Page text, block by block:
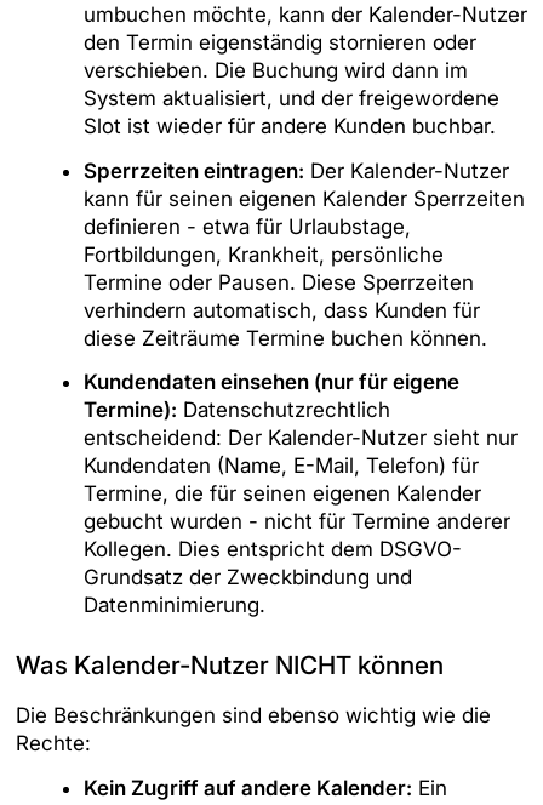
umbuchen möchte, kann der Kalender-Nutzer
den Termin eigenständig stornieren oder
verschieben. Die Buchung wird dann im
System aktualisiert, und der freigewordene
Slot ist wieder für andere Kunden buchbar.
Sperrzeiten eintragen: Der Kalender-Nutzer
kann für seinen eigenen Kalender Sperrzeiten
definieren - etwa für Urlaubstage,
Fortbildungen, Krankheit, persönliche
Termine oder Pausen. Diese Sperrzeiten
verhindern automatisch, dass Kunden für
diese Zeiträume Termine buchen können.
Kundendaten einsehen (nur für eigene
Termine): Datenschutzrechtlich
entscheidend: Der Kalender-Nutzer sieht nur
Kundendaten (Name, E-Mail, Telefon) für
Termine, die für seinen eigenen Kalender
gebucht wurden - nicht für Termine anderer
Kollegen. Dies entspricht dem DSGVO-
Grundsatz der Zweckbindung und
Datenminimierung.
Was Kalender-Nutzer NICHT können
Die Beschränkungen sind ebenso wichtig wie die
Rechte:
Kein Zugriff auf andere Kalender: Ein